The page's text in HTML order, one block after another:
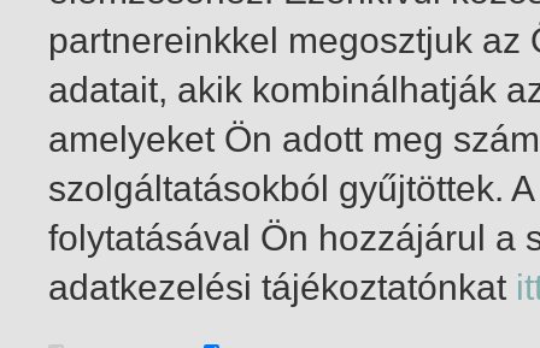
1-8 / total 8 hit
partnereinkkel megosztjuk
adatait, akik kombinálhatják
amelyeket Ön adott meg
szolgáltatásokból gyűjtöttek.
folytatásával Ön hozzájárul a
adatkezelési tájékoztatónkat